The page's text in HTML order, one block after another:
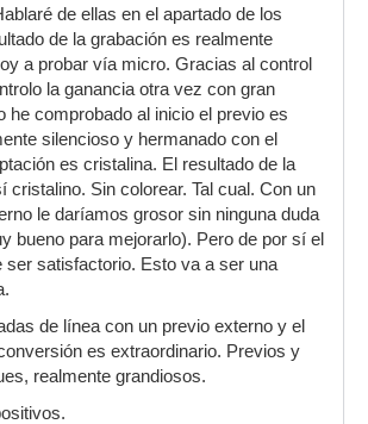
de ellas en el apartado de los
de la grabación es realmente
a probar vía micro. Gracias al control
la ganancia otra vez con gran
he comprobado al inicio el previo es
silencioso y hermanado con el
es cristalina. El resultado de la
cristalino. Sin colorear. Tal cual. Con un
le daríamos grosor sin ninguna duda
bueno para mejorarlo). Pero de por sí el
ser satisfactorio. Esto va a ser una
de línea con un previo externo y el
es extraordinario. Previos y
realmente grandiosos.